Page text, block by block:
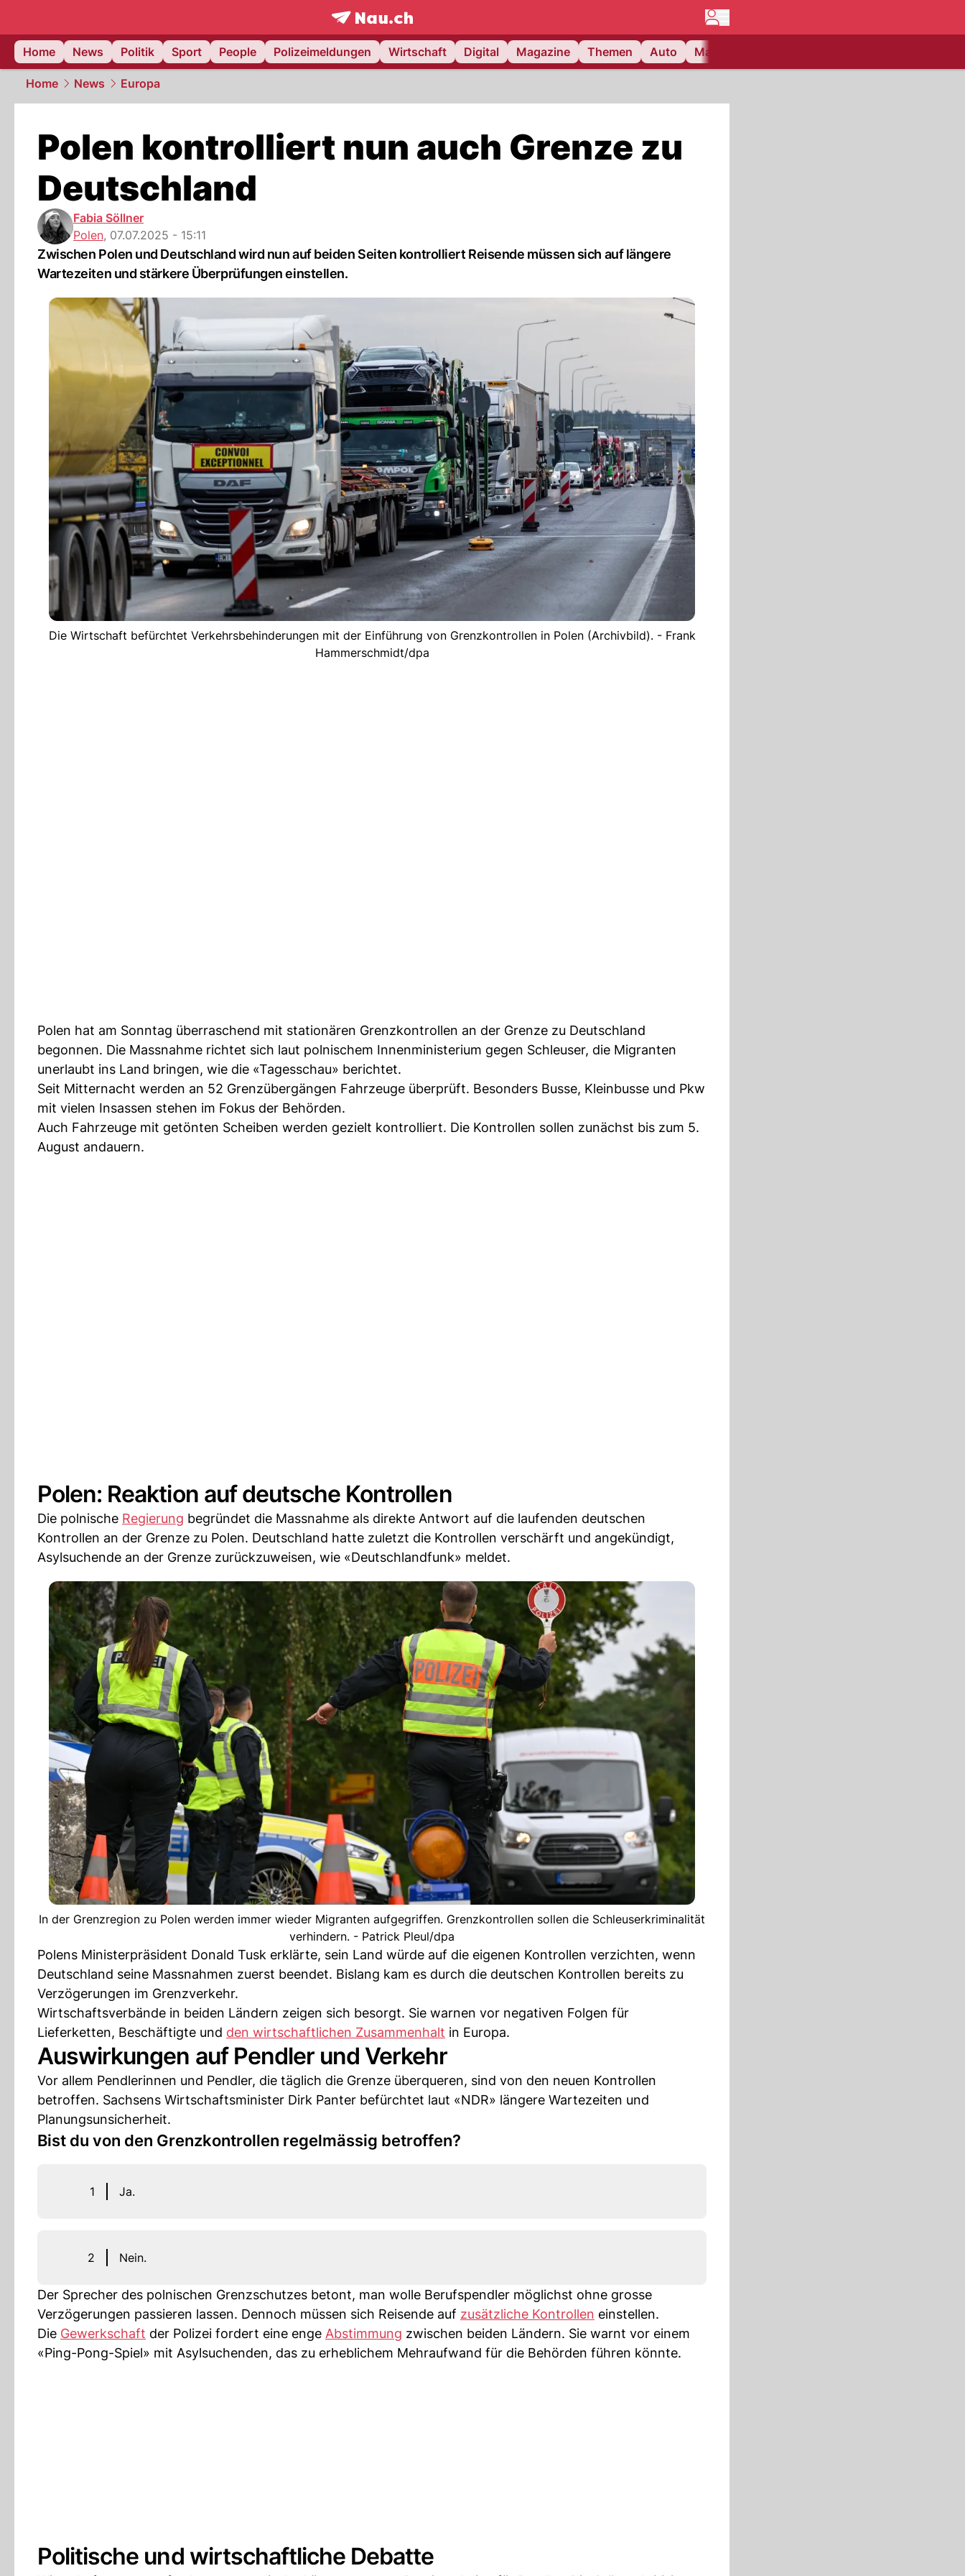
frontpage.NAU.ch
Home
News Politik Sport People Polizeimeldungen Wirtschaft Digital Magazine Themen Auto Matchcenter
Home News Europa
Polen kontrolliert nun auch Grenze zu
Deutschland
Fabia Söllner
Polen, 07.07.2025 - 15:11
Zwischen Polen und Deutschland wird nun auf beiden Seiten kontrolliert Reisende müssen sich auf längere
Wartezeiten und stärkere Überprüfungen einstellen.
Die Wirtschaft befürchtet Verkehrsbehinderungen mit der Einführung von Grenzkontrollen in Polen (Archivbild). - Frank
Hammerschmidt/dpa
Polen hat am Sonntag überraschend mit stationären Grenzkontrollen an der Grenze zu Deutschland
begonnen. Die Massnahme richtet sich laut polnischem Innenministerium gegen Schleuser, die Migranten
unerlaubt ins Land bringen, wie die «Tagesschau» berichtet.
Seit Mitternacht werden an 52 Grenzübergängen Fahrzeuge überprüft. Besonders Busse, Kleinbusse und Pkw
mit vielen Insassen stehen im Fokus der Behörden.
Auch Fahrzeuge mit getönten Scheiben werden gezielt kontrolliert. Die Kontrollen sollen zunächst bis zum 5.
August andauern.
Polen: Reaktion auf deutsche Kontrollen
Die polnische Regierung begründet die Massnahme als direkte Antwort auf die laufenden deutschen
Kontrollen an der Grenze zu Polen. Deutschland hatte zuletzt die Kontrollen verschärft und angekündigt,
Asylsuchende an der Grenze zurückzuweisen, wie «Deutschlandfunk» meldet.
In der Grenzregion zu Polen werden immer wieder Migranten aufgegriffen. Grenzkontrollen sollen die Schleuserkriminalität
verhindern. - Patrick Pleul/dpa
Polens Ministerpräsident Donald Tusk erklärte, sein Land würde auf die eigenen Kontrollen verzichten, wenn
Deutschland seine Massnahmen zuerst beendet. Bislang kam es durch die deutschen Kontrollen bereits zu
Verzögerungen im Grenzverkehr.
Wirtschaftsverbände in beiden Ländern zeigen sich besorgt. Sie warnen vor negativen Folgen für
Lieferketten, Beschäftigte und den wirtschaftlichen Zusammenhalt in Europa.
Auswirkungen auf Pendler und Verkehr
Vor allem Pendlerinnen und Pendler, die täglich die Grenze überqueren, sind von den neuen Kontrollen
betroffen. Sachsens Wirtschaftsminister Dirk Panter befürchtet laut «NDR» längere Wartezeiten und
Planungsunsicherheit.
Bist du von den Grenzkontrollen regelmässig betroffen?
1 Ja.
2 Nein.
Der Sprecher des polnischen Grenzschutzes betont, man wolle Berufspendler möglichst ohne grosse
Verzögerungen passieren lassen. Dennoch müssen sich Reisende auf zusätzliche Kontrollen einstellen.
Die Gewerkschaft der Polizei fordert eine enge Abstimmung zwischen beiden Ländern. Sie warnt vor einem
«Ping-Pong-Spiel» mit Asylsuchenden, das zu erheblichem Mehraufwand für die Behörden führen könnte.
Politische und wirtschaftliche Debatte